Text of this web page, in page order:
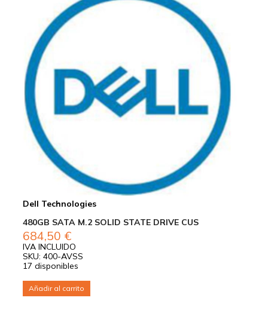
Dell Technologies
480GB SATA M.2 SOLID STATE DRIVE CUS
684,50 €
IVA INCLUIDO
SKU: 400-AVSS
17 disponibles
Añadir al carrito